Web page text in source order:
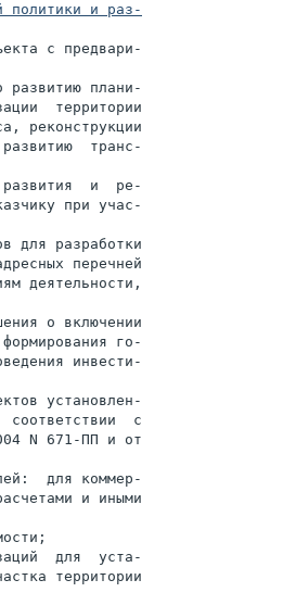
политики и раз-
с предвари-
развитию плани-
территории
реконструкции
транс-
и  ре-
при учас-
для разработки
перечней
деятельности,
о включении
го-
инвести-
установлен-
соответствии  с
N 671-ПП и от
для коммер-
и иными
для  уста-
территории